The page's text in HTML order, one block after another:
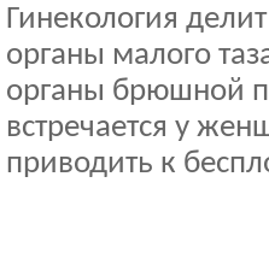
Гинекология
органы малого
органы брюшной
встречается у
приводить к